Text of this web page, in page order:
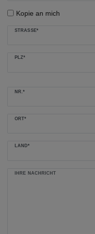
Kopie an mich
STRASSE*
PLZ*
NR.*
ORT*
LAND*
IHRE NACHRICHT